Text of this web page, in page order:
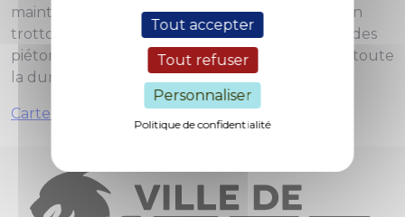
Tout accepter
Tout refuser
Personnaliser
Politique de confidentialité
maintenue jusqu’aulundi 28/08/2023 inclus.
Un
trottoir, permettant la circulation des cycles et des
piétons sur l’ouvrage, reste accessible pendant toute
la durée du chantier.
Carte des travaux sur la voie publique